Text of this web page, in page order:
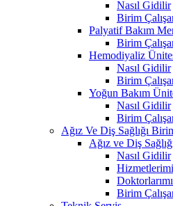
Nasıl Gidilir
Birim
Palyatif Bakım
Birim
Hemodiyaliz
Nasıl Gidilir
Birim
Yoğun Bakım
Nasıl Gidilir
Birim
Ağız Ve Diş Sağlığı
Ağız ve Diş
Nasıl Gidilir
Birim